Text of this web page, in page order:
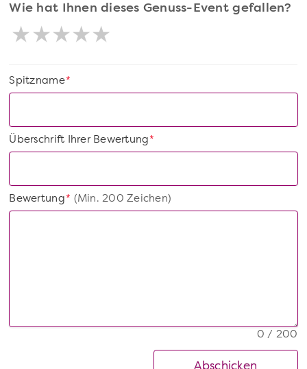
Wie hat Ihnen dieses Genuss-Event gefallen?
*
Spitzname
*
Überschrift Ihrer Bewertung
*
Bewertung(Min. 200 Zeichen)
0 / 200